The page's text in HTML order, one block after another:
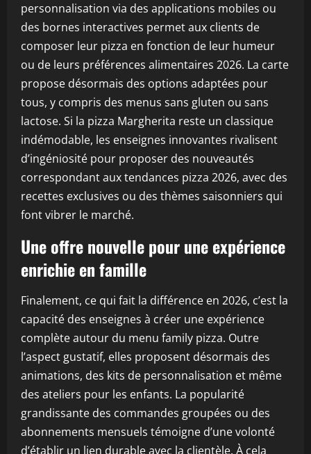
personnalisation via des applications mobiles ou
des bornes interactives permet aux clients de
composer leur pizza en fonction de leur humeur
ou de leurs préférences alimentaires 2026. La carte
propose désormais des options adaptées pour
tous, y compris des menus sans gluten ou sans
lactose. Si la pizza Margherita reste un classique
indémodable, les enseignes innovantes rivalisent
d’ingéniosité pour proposer des nouveautés
correspondant aux tendances pizza 2026, avec des
recettes exclusives ou des thèmes saisonniers qui
font vibrer le marché.
Une offre nouvelle pour une expérience
enrichie en famille
Finalement, ce qui fait la différence en 2026, c’est la
capacité des enseignes à créer une expérience
complète autour du menu family pizza. Outre
l’aspect gustatif, elles proposent désormais des
animations, des kits de personnalisation et même
des ateliers pour les enfants. La popularité
grandissante des commandes groupées ou des
abonnements mensuels témoigne d’une volonté
d’établir un lien durable avec la clientèle. À cela